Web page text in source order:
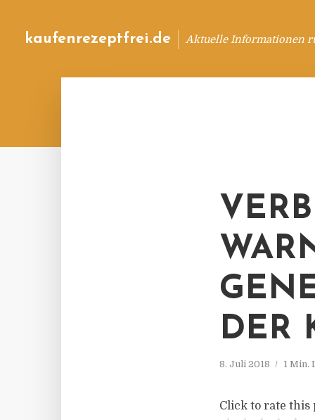
kaufenrezeptfrei.de Aktuelle Informationen
DER
8. Juli 2018 1 Min.
Click to rate this